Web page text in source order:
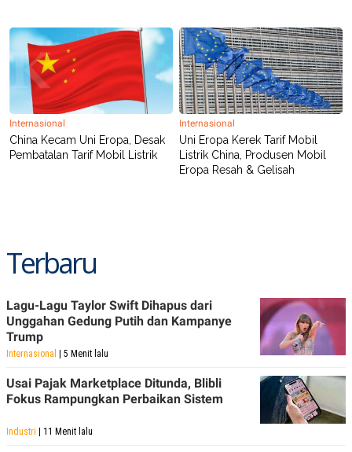
E
I
.
PRIVACY
POLICY
Internasional
China Kecam Uni Eropa, Desak
Pembatalan Tarif Mobil Listrik
Internasional
Uni Eropa Kerek Tarif Mobil
Listrik China, Produsen Mobil
Eropa Resah & Gelisah
Terbaru
Lagu-Lagu Taylor Swift Dihapus dari
Unggahan Gedung Putih dan Kampanye
Trump
Internasional | 5 Menit lalu
Usai Pajak Marketplace Ditunda, Blibli
Fokus Rampungkan Perbaikan Sistem
Industri | 11 Menit lalu